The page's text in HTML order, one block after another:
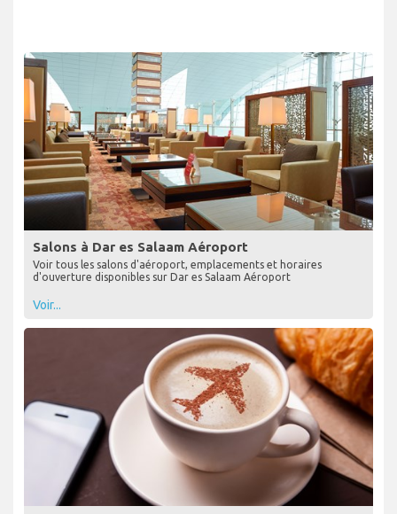
Salons à Dar es Salaam Aéroport
Voir tous les salons d'aéroport, emplacements et horaires
d'ouverture disponibles sur Dar es Salaam Aéroport
Voir...